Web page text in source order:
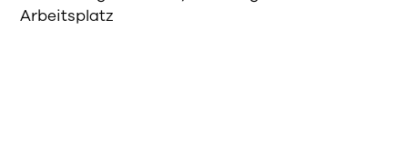
Arbeitsplatz